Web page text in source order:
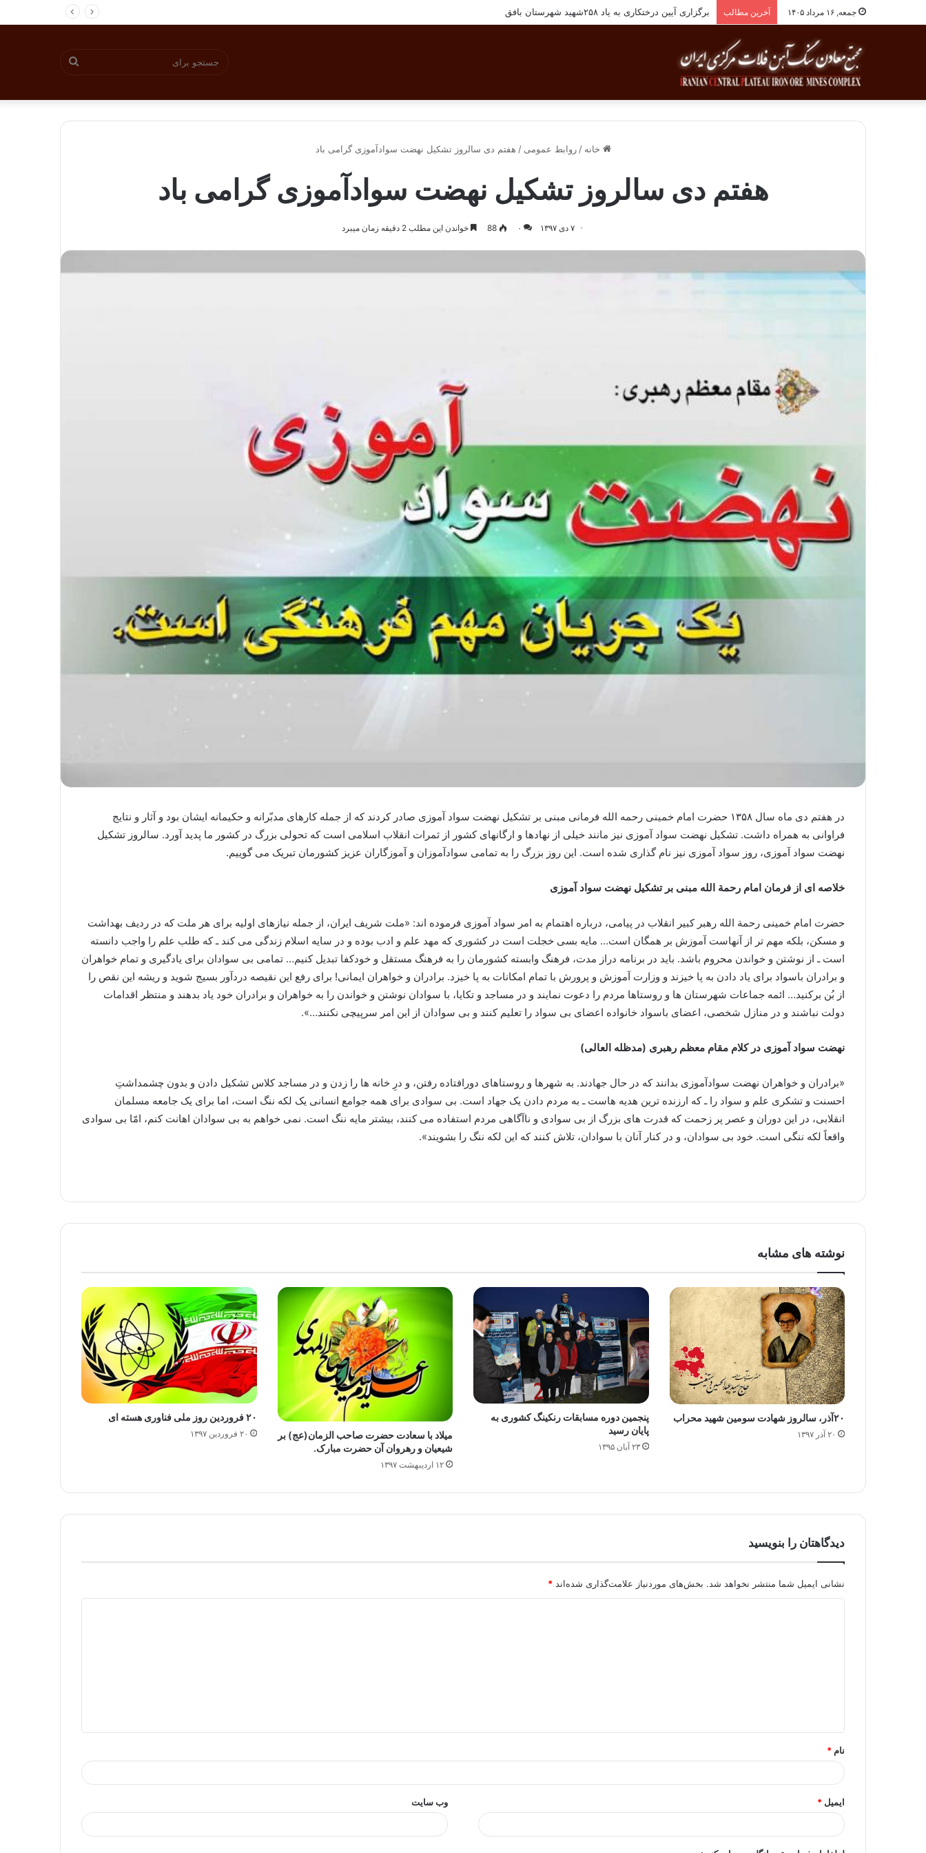
جمعه, ۱۶ مرداد ۱۴۰۵ آخرین مطالب برگزاری آیین درختکاری به یاد ۲۵۸شهید شهرستان بافق
خانه / روابط عمومی / هفتم دی سالروز تشکیل نهضت سوادآموزی گرامی باد
هفتم دی سالروز تشکیل نهضت سوادآموزی گرامی باد
۷ دی ۱۳۹۷ ۰ 88 خواندن این مطلب 2 دقیقه زمان میبرد
در هفتم دی ماه سال ۱۳۵۸ حضرت امام خمینی رحمه الله فرمانی مبنی بر تشکیل نهضت سواد آموزی صادر کردند که از جمله کارهای مدبّرانه و حکیمانه ایشان بود و آثار و نتایج
فراوانی به همراه داشت. تشکیل نهضت سواد آموزی نیز مانند خیلی از نهادها و ارگانهای کشور از ثمرات انقلاب اسلامی است که تحولی بزرگ در کشور ما پدید آورد. سالروز تشکیل
نهضت سواد آموزی، روز سواد آموزی نیز نام گذاری شده است. این روز بزرگ را به تمامی سوادآموزان و آموزگاران عزیز کشورمان تبریک می گوییم.
خلاصه ای از فرمان امام رحمة الله مبنی بر تشکیل نهضت سواد آموزی
حضرت امام خمینی رحمة الله رهبر کبیر انقلاب در پیامی، درباره اهتمام به امر سواد آموزی فرموده اند: «ملت شریف ایران، از جمله نیازهای اولیه برای هر ملت که در ردیف بهداشت
و مسکن، بلکه مهم تر از آنهاست آموزش بر همگان است… مایه بسی خجلت است در کشوری که مهد علم و ادب بوده و در سایه اسلام زندگی می کند ـ که طلب علم را واجب دانسته
است ـ از نوشتن و خواندن محروم باشد. باید در برنامه دراز مدت، فرهنگ وابسته کشورمان را به فرهنگ مستقل و خودکفا تبدیل کنیم… تمامی بی سوادان برای یادگیری و تمام خواهران
و برادران باسواد برای یاد دادن به پا خیزند و وزارت آموزش و پرورش با تمام امکانات به پا خیزد. برادران و خواهران ایمانی! برای رفع این نقیصه دردآور بسیج شوید و ریشه این نقص را
از بُن برکنید… ائمه جماعات شهرستان ها و روستاها مردم را دعوت نمایند و در مساجد و تکایا، با سوادان نوشتن و خواندن را به خواهران و برادران خود یاد بدهند و منتظر اقدامات
دولت نباشند و در منازل شخصی، اعضای باسواد خانواده اعضای بی سواد را تعلیم کنند و بی سوادان از این امر سرپیچی نکنند…».
نهضت سواد آموزی در کلام مقام معظم رهبری (مدظله العالی)
«برادران و خواهران نهضت سوادآموزی بدانند که در حال جهادند. به شهرها و روستاهای دورافتاده رفتن، و درِ خانه ها را زدن و در مساجد کلاس تشکیل دادن و بدون چشمداشتِ
احسنت و تشکری علم و سواد را ـ که ارزنده ترین هدیه هاست ـ به مردم دادن یک جهاد است. بی سوادی برای همه جوامع انسانی یک لکه ننگ است، اما برای یک جامعه مسلمان
انقلابی، در این دوران و عصر پر زحمت که قدرت های بزرگ از بی سوادی و ناآگاهی مردم استفاده می کنند، بیشتر مایه ننگ است. نمی خواهم به بی سوادان اهانت کنم، امّا بی سوادی
واقعاً لکه ننگی است. خود بی سوادان، و در کنار آنان با سوادان، تلاش کنند که این لکه ننگ را بشویند».
نوشته های مشابه
۲۰آذر، سالروز شهادت سومین شهید محراب
۲۰ آذر ۱۳۹۷
پنجمین دوره مسابقات رنکینگ کشوری به
پایان رسید
۲۳ آبان ۱۳۹۵
میلاد با سعادت حضرت صاحب الزمان(عج) بر
شیعیان و رهروان آن حضرت مبارک.
۱۲ اردیبهشت ۱۳۹۷
۲۰ فروردین روز ملی فناوری هسته ای
۲۰ فروردین ۱۳۹۷
دیدگاهتان را بنویسید
نشانی ایمیل شما منتشر نخواهد شد. بخش‌های موردنیاز علامت‌گذاری شده‌اند *
*
نام *
ایمیل * وب‌ سایت